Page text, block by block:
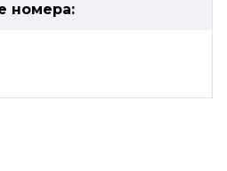
номера: